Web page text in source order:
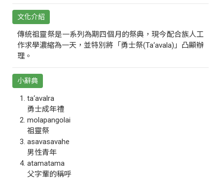
文化介紹
傳統祖靈祭是一系列為期四個月的祭典，現今配合族人工
作求學濃縮為一天，並特別將「勇士祭(Ta‘avala)」凸顯辦
理。
小辭典
ta‘avalra
勇士成年禮
molapangolai
祖靈祭
asavasavahe
男性青年
atamatama
父字輩的稱呼